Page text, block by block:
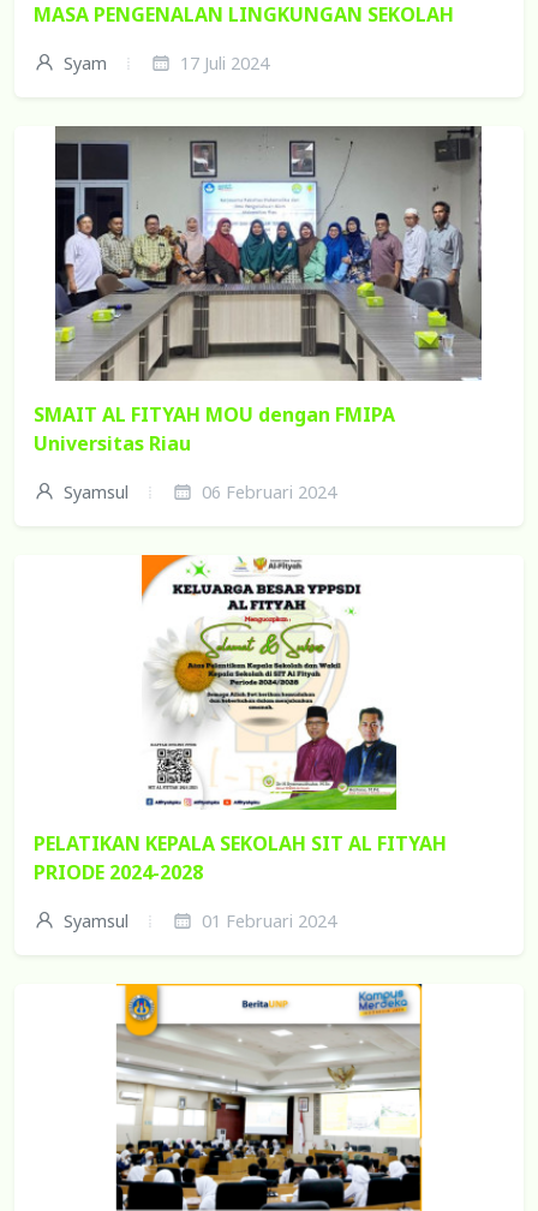
MASA PENGENALAN LINGKUNGAN SEKOLAH
Syam 17 Juli 2024
SMAIT AL FITYAH MOU dengan FMIPA
Universitas Riau
Syamsul 06 Februari 2024
PELATIKAN KEPALA SEKOLAH SIT AL FITYAH
PRIODE 2024-2028
Syamsul 01 Februari 2024